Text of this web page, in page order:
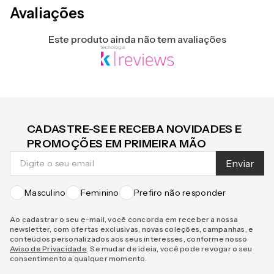
Avaliações
Este produto ainda não tem avaliações
CADASTRE-SE E RECEBA NOVIDADES E
PROMOÇÕES EM PRIMEIRA MÃO
Enviar
Masculino Feminino Prefiro não responder
Ao cadastrar o seu e-mail, você concorda em receber a nossa
newsletter, com ofertas exclusivas, novas coleções, campanhas, e
conteúdos personalizados aos seus interesses, conforme nosso
Aviso de Privacidade . Se mudar de ideia, você pode revogar o seu
consentimento a qualquer momento.